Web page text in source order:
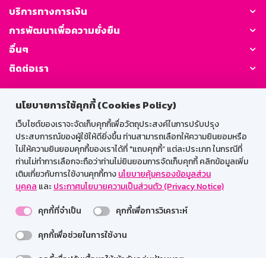
นโยบายการใช้คุกกี้ (Cookies Policy)
เว็บไซต์ของเราจะจัดเก็บคุกกี้เพื่อวัตถุประสงค์ในการปรับปรุง
ประสบการณ์ของผู้ใช้ให้ดียิ่งขึ้น ท่านสามารถเลือกให้ความยินยอมหรือ
ไม่ให้ความยินยอมคุกกี้ของเราได้ที่ "แถบคุกกี้” แต่ละประเภท ในกรณีที่
ท่านไม่ทำการเลือกจะถือว่าท่านไม่ยินยอมการจัดเก็บคุกกี้ คลิกข้อมูลเพิ่ม
เติมเกี่ยวกับการใช้งานคุกกี้ทางนโยบายคุ้มครองข้อมูลส่วน
บุคคล และประกาศนโยบายความเป็นส่วนตัว (Privacy Notice)
คุกกี้ที่จำเป็น
คุกกี้เพื่อการวิเคราะห์
คุกกี้เพื่อช่วยในการใช้งาน
บริการทางการเงิน
การพัฒนาเพื่อความยั่งยืน
อื่นๆ
ติดต่อเรา
GSB Society:
สำหรับพนักงาน
Web HR
GSB Wisdom
M-Search
เข้าสู่ระบบเน็ตเมล
รองรับการใช้งานได้ดีบนเว็บบราวเซอร์